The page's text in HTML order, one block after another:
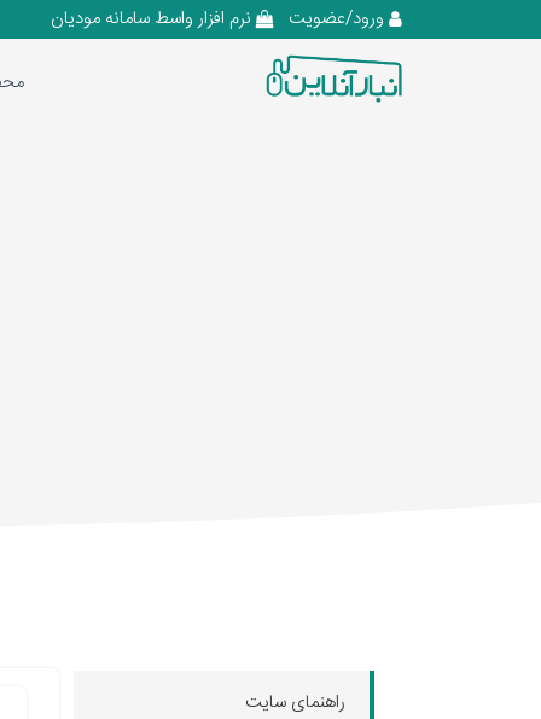
ورود/عضویت نرم افزار واسط سامانه مودیان
راهنمای سایت